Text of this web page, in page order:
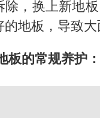
除，换上新地
地板，导致大
板的常规养护：